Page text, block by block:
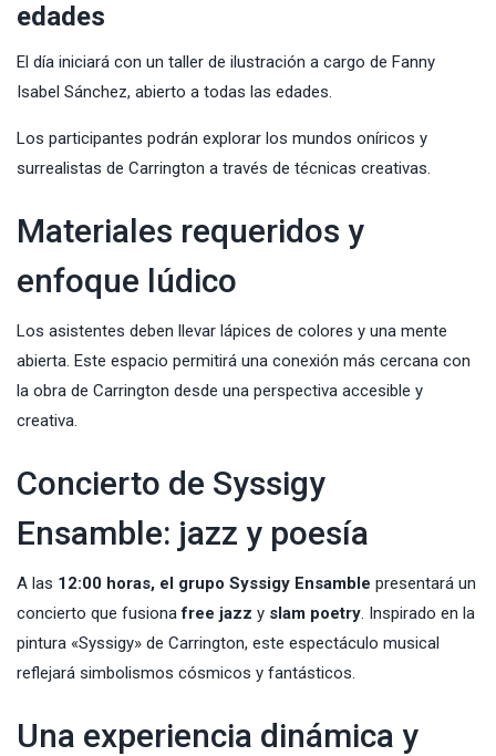
edades
El día iniciará con un taller de ilustración a cargo de Fanny
Isabel Sánchez, abierto a todas las edades.
Los participantes podrán explorar los mundos oníricos y
surrealistas de Carrington a través de técnicas creativas.
Materiales requeridos y
enfoque lúdico
Los asistentes deben llevar lápices de colores y una mente
abierta. Este espacio permitirá una conexión más cercana con
la obra de Carrington desde una perspectiva accesible y
creativa.
Concierto de Syssigy
Ensamble: jazz y poesía
A las 12:00 horas, el grupo Syssigy Ensamble presentará un
concierto que fusionafree jazz y slam poetry. Inspirado en la
pintura «Syssigy» de Carrington, este espectáculo musical
reflejará simbolismos cósmicos y fantásticos.
Una experiencia dinámica y